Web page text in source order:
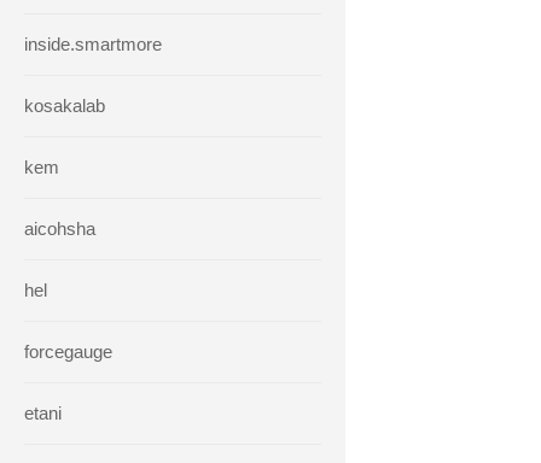
inside.smartmore
kosakalab
kem
aicohsha
hel
forcegauge
etani